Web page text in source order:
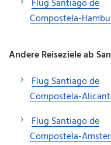
Flug Santiago de
Compostela-
Andere Reiseziele ab
Flug Santiago de
Compostela-
Flug Santiago de
Compostela-